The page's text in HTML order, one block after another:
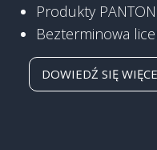
Produkty
Bezterminowa
DOWIEDŹ SIĘ